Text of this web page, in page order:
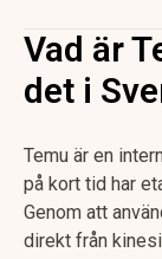
Vad är
det i
Temu är en
på kort tid har
Genom att
direkt från